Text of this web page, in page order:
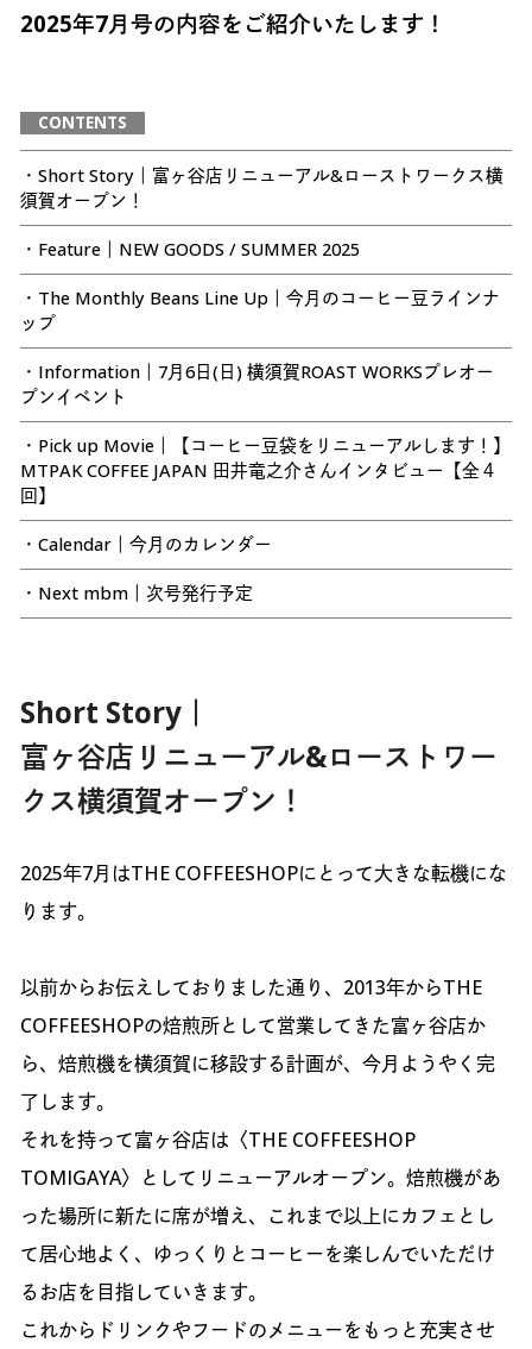
2025年7月号の内容をご紹介いたします！
CONTENTS
・Short Story｜富ヶ谷店リニューアル&ローストワークス横
須賀オープン！
・Feature｜NEW GOODS / SUMMER 2025
・The Monthly Beans Line Up｜今月のコーヒー豆ラインナ
ップ
・Information｜7月6日(日) 横須賀ROAST WORKSプレオー
プンイベント
・Pick up Movie｜【コーヒー豆袋をリニューアルします！】
MTPAK COFFEE JAPAN 田井竜之介さんインタビュー【全４
回】
・Calendar｜今月のカレンダー
・Next mbm｜次号発行予定
Short Story｜
富ヶ谷店リニューアル&ローストワー
クス横須賀オープン！
2025年7月はTHE COFFEESHOPにとって大きな転機にな
ります。
以前からお伝えしておりました通り、2013年からTHE
COFFEESHOPの焙煎所として営業してきた富ヶ谷店か
ら、焙煎機を横須賀に移設する計画が、今月ようやく完
了します。
それを持って富ヶ谷店は〈THE COFFEESHOP
TOMIGAYA〉としてリニューアルオープン。焙煎機があ
った場所に新たに席が増え、これまで以上にカフェとし
て居心地よく、ゆっくりとコーヒーを楽しんでいただけ
るお店を目指していきます。
これからドリンクやフードのメニューをもっと充実させ